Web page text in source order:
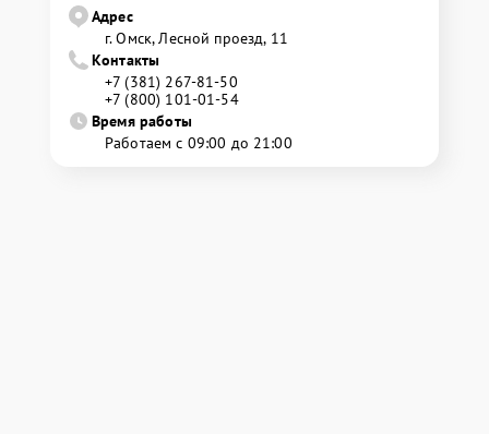
Адрес
г. Омск, ​Лесной проезд, 11
Контакты
+7 (381) 267-81-50
+7 (800) 101-01-54
Время работы
Работаем с 09:00 до 21:00